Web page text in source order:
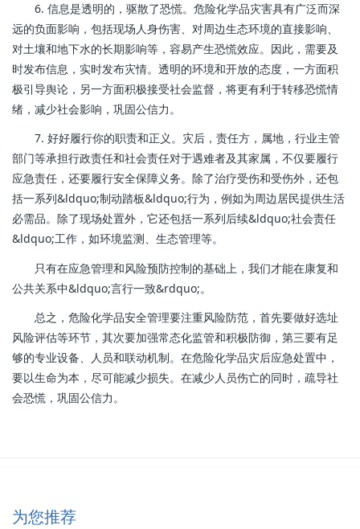
6. 信息是透明的，驱散了恐慌。危险化学品灾害具有广泛而深
远的负面影响，包括现场人身伤害、对周边生态环境的直接影响、
对土壤和地下水的长期影响等，容易产生恐慌效应。因此，需要及
时发布信息，实时发布灾情。透明的环境和开放的态度，一方面积
极引导舆论，另一方面积极接受社会监督，将更有利于转移恐慌情
绪，减少社会影响，巩固公信力。
7. 好好履行你的职责和正义。灾后，责任方，属地，行业主管
部门等承担行政责任和社会责任对于遇难者及其家属，不仅要履行
应急责任，还要履行安全保障义务。除了治疗受伤和受伤外，还包
括一系列&ldquo;制动踏板&ldquo;行为，例如为周边居民提供生活
必需品。除了现场处置外，它还包括一系列后续&ldquo;社会责任
&ldquo;工作，如环境监测、生态管理等。
只有在应急管理和风险预防控制的基础上，我们才能在康复和
公共关系中&ldquo;言行一致&rdquo;。
总之，危险化学品安全管理要注重风险防范，首先要做好选址
风险评估等环节，其次要加强常态化监管和积极防御，第三要有足
够的专业设备、人员和联动机制。在危险化学品灾后应急处置中，
要以生命为本，尽可能减少损失。在减少人员伤亡的同时，疏导社
会恐慌，巩固公信力。
为您推荐